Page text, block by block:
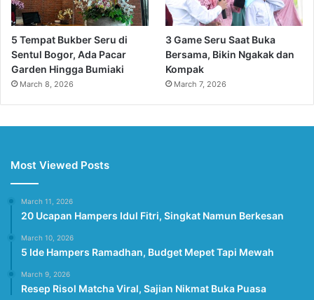
5 Tempat Bukber Seru di
Sentul Bogor, Ada Pacar
Garden Hingga Bumiaki
March 8, 2026
3 Game Seru Saat Buka
Bersama, Bikin Ngakak dan
Kompak
March 7, 2026
Most Viewed Posts
March 11, 2026
20 Ucapan Hampers Idul Fitri, Singkat Namun Berkesan
March 10, 2026
5 Ide Hampers Ramadhan, Budget Mepet Tapi Mewah
March 9, 2026
Resep Risol Matcha Viral, Sajian Nikmat Buka Puasa